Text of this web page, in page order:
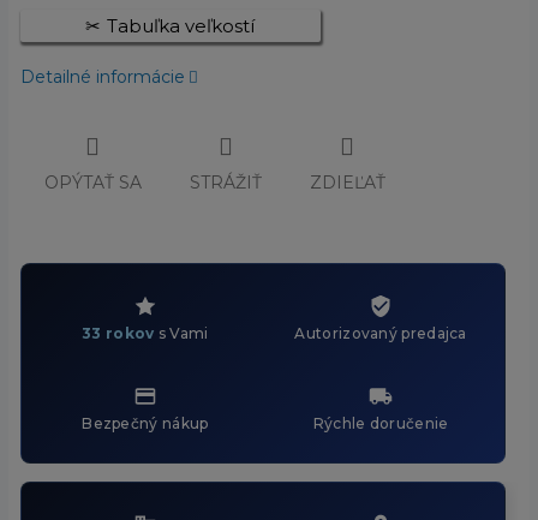
Tabuľka veľkostí
Detailné informácie
OPÝTAŤ SA STRÁŽIŤ ZDIEĽAŤ
33 rokov s Vami Autorizovaný predajca
Bezpečný nákup Rýchle doručenie